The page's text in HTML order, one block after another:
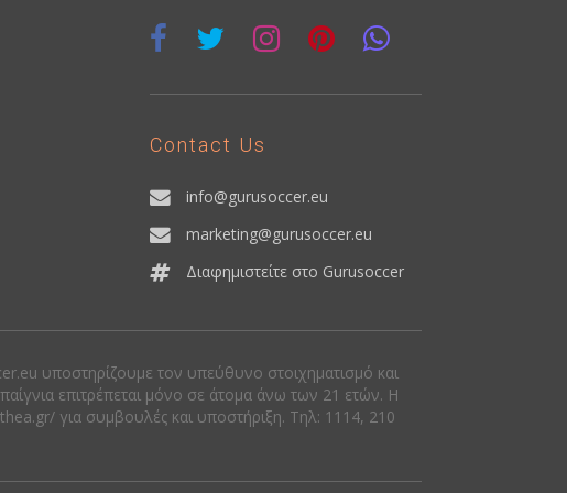
Contact Us
info@gurusoccer.eu
marketing@gurusoccer.eu
Διαφημιστείτε στο Gurusoccer
υποστηρίζουμε τον υπεύθυνο στοιχηματισμό και
επιτρέπεται μόνο σε άτομα άνω των 21 ετών. Η
για συμβουλές και υποστήριξη. Tηλ: 1114, 210